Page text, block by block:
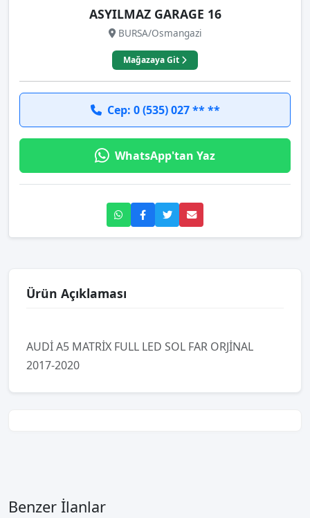
ASYILMAZ GARAGE 16
BURSA/Osmangazi
Mağazaya Git
Cep: 0 (535) 027 ** **
WhatsApp'tan Yaz
Ürün Açıklaması
AUDİ A5 MATRİX FULL LED SOL FAR ORJİNAL
2017-2020
Benzer İlanlar